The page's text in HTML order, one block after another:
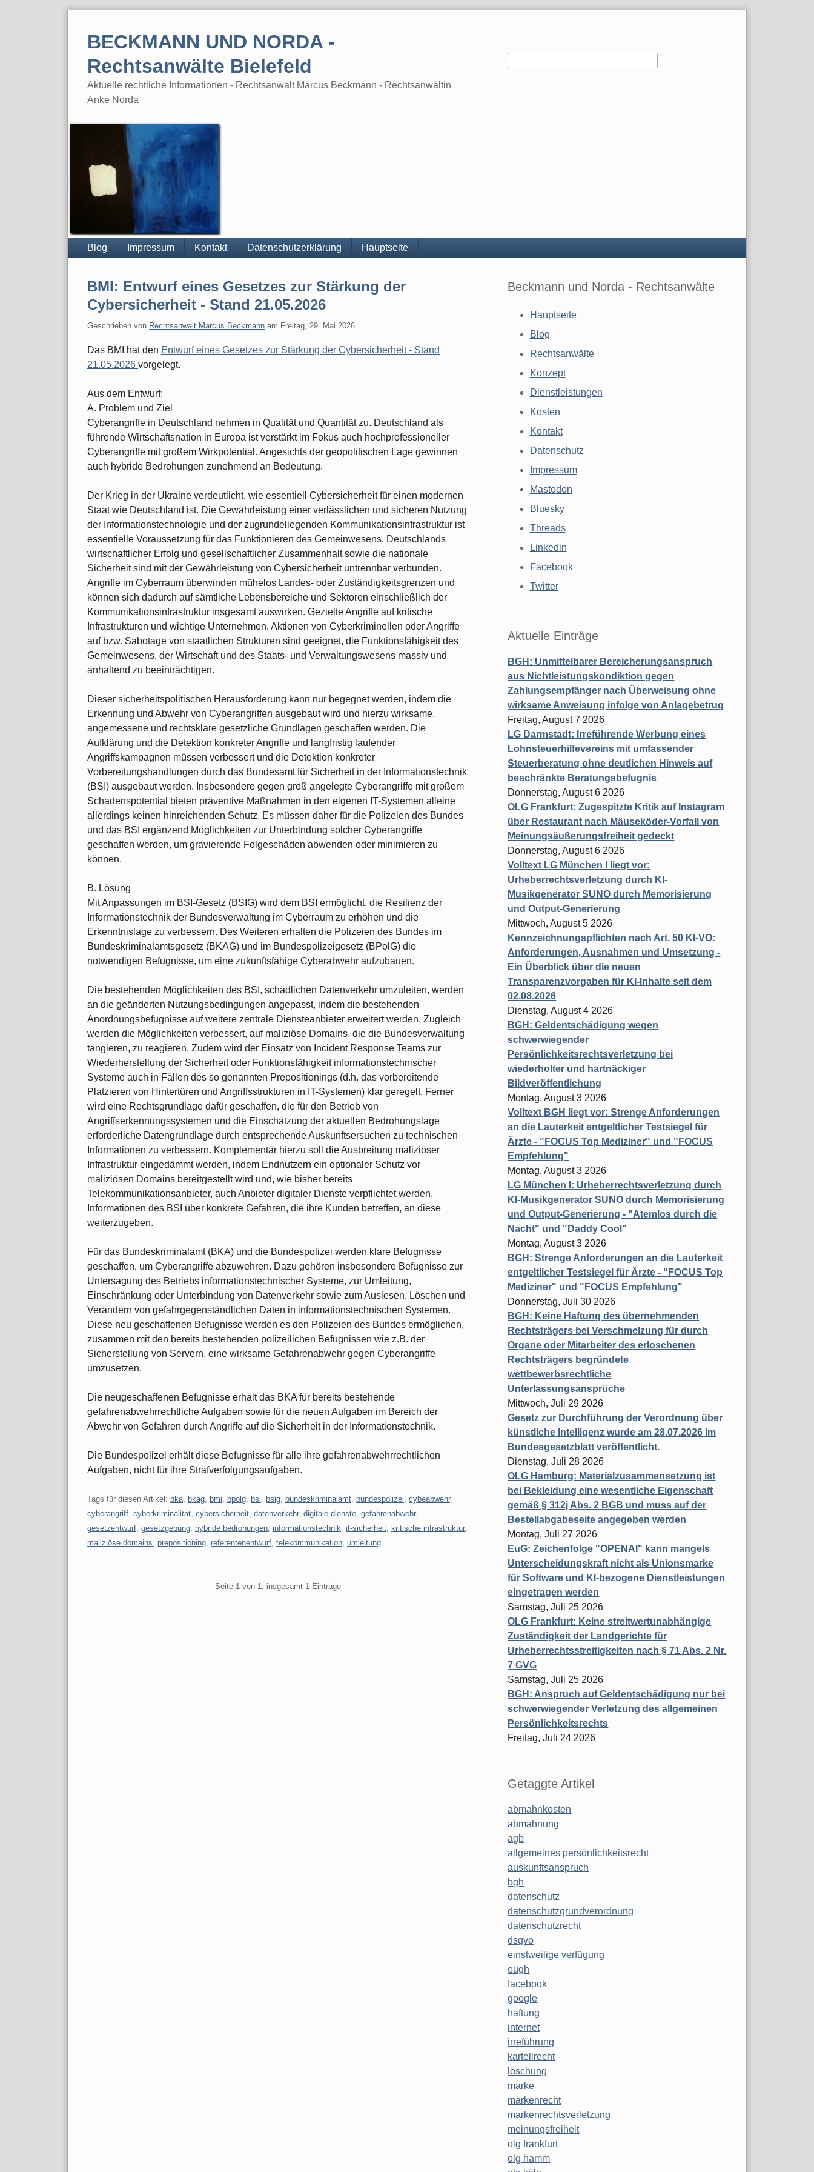
BECKMANN UND NORDA -
Rechtsanwälte Bielefeld
Aktuelle rechtliche Informationen - Rechtsanwalt Marcus Beckmann - Rechtsanwältin
Anke Norda
Blog Impressum Kontakt Datenschutzerklärung Hauptseite
BMI: Entwurf eines Gesetzes zur Stärkung der
Cybersicherheit - Stand 21.05.2026
Geschrieben von Rechtsanwalt Marcus Beckmann am Freitag, 29. Mai 2026
Das BMI hat den Entwurf eines Gesetzes zur Stärkung der Cybersicherheit - Stand
21.05.2026 vorgelegt.
Aus dem Entwurf:
A. Problem und Ziel
Cyberangriffe in Deutschland nehmen in Qualität und Quantität zu. Deutschland als
führende Wirtschaftsnation in Europa ist verstärkt im Fokus auch hochprofessioneller
Cyberangriffe mit großem Wirkpotential. Angesichts der geopolitischen Lage gewinnen
auch hybride Bedrohungen zunehmend an Bedeutung.
Der Krieg in der Ukraine verdeutlicht, wie essentiell Cybersicherheit für einen modernen
Staat wie Deutschland ist. Die Gewährleistung einer verlässlichen und sicheren Nutzung
der Informationstechnologie und der zugrundeliegenden Kommunikationsinfrastruktur ist
essentielle Voraussetzung für das Funktionieren des Gemeinwesens. Deutschlands
wirtschaftlicher Erfolg und gesellschaftlicher Zusammenhalt sowie die nationale
Sicherheit sind mit der Gewährleistung von Cybersicherheit untrennbar verbunden.
Angriffe im Cyberraum überwinden mühelos Landes- oder Zuständigkeitsgrenzen und
können sich dadurch auf sämtliche Lebensbereiche und Sektoren einschließlich der
Kommunikationsinfrastruktur insgesamt auswirken. Gezielte Angriffe auf kritische
Infrastrukturen und wichtige Unternehmen, Aktionen von Cyberkriminellen oder Angriffe
auf bzw. Sabotage von staatlichen Strukturen sind geeignet, die Funktionsfähigkeit des
Gemeinwesens, der Wirtschaft und des Staats- und Verwaltungswesens massiv und
anhaltend zu beeinträchtigen.
Dieser sicherheitspolitischen Herausforderung kann nur begegnet werden, indem die
Erkennung und Abwehr von Cyberangriffen ausgebaut wird und hierzu wirksame,
angemessene und rechtsklare gesetzliche Grundlagen geschaffen werden. Die
Aufklärung und die Detektion konkreter Angriffe und langfristig laufender
Angriffskampagnen müssen verbessert und die Detektion konkreter
Vorbereitungshandlungen durch das Bundesamt für Sicherheit in der Informationstechnik
(BSI) ausgebaut werden. Insbesondere gegen groß angelegte Cyberangriffe mit großem
Schadenspotential bieten präventive Maßnahmen in den eigenen IT-Systemen alleine
allerdings keinen hinreichenden Schutz. Es müssen daher für die Polizeien des Bundes
und das BSI ergänzend Möglichkeiten zur Unterbindung solcher Cyberangriffe
geschaffen werden, um gravierende Folgeschäden abwenden oder minimieren zu
können.
B. Lösung
Mit Anpassungen im BSI-Gesetz (BSIG) wird dem BSI ermöglicht, die Resilienz der
Informationstechnik der Bundesverwaltung im Cyberraum zu erhöhen und die
Erkenntnislage zu verbessern. Des Weiteren erhalten die Polizeien des Bundes im
Bundeskriminalamtsgesetz (BKAG) und im Bundespolizeigesetz (BPolG) die
notwendigen Befugnisse, um eine zukunftsfähige Cyberabwehr aufzubauen.
Die bestehenden Möglichkeiten des BSI, schädlichen Datenverkehr umzuleiten, werden
an die geänderten Nutzungsbedingungen angepasst, indem die bestehenden
Anordnungsbefugnisse auf weitere zentrale Diensteanbieter erweitert werden. Zugleich
werden die Möglichkeiten verbessert, auf maliziöse Domains, die die Bundesverwaltung
tangieren, zu reagieren. Zudem wird der Einsatz von Incident Response Teams zur
Wiederherstellung der Sicherheit oder Funktionsfähigkeit informationstechnischer
Systeme auch in Fällen des so genannten Prepositionings (d.h. das vorbereitende
Platzieren von Hintertüren und Angriffsstrukturen in IT-Systemen) klar geregelt. Ferner
wird eine Rechtsgrundlage dafür geschaffen, die für den Betrieb von
Angriffserkennungssystemen und die Einschätzung der aktuellen Bedrohungslage
erforderliche Datengrundlage durch entsprechende Auskunftsersuchen zu technischen
Informationen zu verbessern. Komplementär hierzu soll die Ausbreitung maliziöser
Infrastruktur eingedämmt werden, indem Endnutzern ein optionaler Schutz vor
maliziösen Domains bereitgestellt wird und, wie bisher bereits
Telekommunikationsanbieter, auch Anbieter digitaler Dienste verpflichtet werden,
Informationen des BSI über konkrete Gefahren, die ihre Kunden betreffen, an diese
weiterzugeben.
Für das Bundeskriminalamt (BKA) und die Bundespolizei werden klare Befugnisse
geschaffen, um Cyberangriffe abzuwehren. Dazu gehören insbesondere Befugnisse zur
Untersagung des Betriebs informationstechnischer Systeme, zur Umleitung,
Einschränkung oder Unterbindung von Datenverkehr sowie zum Auslesen, Löschen und
Verändern von gefahrgegenständlichen Daten in informationstechnischen Systemen.
Diese neu geschaffenen Befugnisse werden es den Polizeien des Bundes ermöglichen,
zusammen mit den bereits bestehenden polizeilichen Befugnissen wie z.B. der
Sicherstellung von Servern, eine wirksame Gefahrenabwehr gegen Cyberangriffe
umzusetzen.
Die neugeschaffenen Befugnisse erhält das BKA für bereits bestehende
gefahrenabwehrrechtliche Aufgaben sowie für die neuen Aufgaben im Bereich der
Abwehr von Gefahren durch Angriffe auf die Sicherheit in der Informationstechnik.
Die Bundespolizei erhält diese Befugnisse für alle ihre gefahrenabwehrrechtlichen
Aufgaben, nicht für ihre Strafverfolgungsaufgaben.
Tags für diesen Artikel: bka bkag bmi bpolg bsi bsig bundeskriminalamt bundespolizei cybeabwehr,
cyberangriff cyberkriminalität cybersicherheit datenverkehr, digitale dienste gefahrenabwehr,
gesetzentwurf gesetzgebung hybride bedrohungen informationstechnik it-sicherheit kritische infrastruktur,
maliziöse domains prepositioning referentenentwurf telekommunikation umleitung
Seite 1 von 1, insgesamt 1 Einträge
Beckmann und Norda - Rechtsanwälte
Hauptseite
Blog
Rechtsanwälte
Konzept
Dienstleistungen
Kosten
Kontakt
Datenschutz
Impressum
Mastodon
Bluesky
Threads
Linkedin
Facebook
Twitter
Aktuelle Einträge
BGH: Unmittelbarer Bereicherungsanspruch
aus Nichtleistungskondiktion gegen
Zahlungsempfänger nach Überweisung ohne
wirksame Anweisung infolge von Anlagebetrug
Freitag, August 7 2026
LG Darmstadt: Irreführende Werbung eines
Lohnsteuerhilfevereins mit umfassender
Steuerberatung ohne deutlichen Hinweis auf
beschränkte Beratungsbefugnis
Donnerstag, August 6 2026
OLG Frankfurt: Zugespitzte Kritik auf Instagram
über Restaurant nach Mäuseköder-Vorfall von
Meinungsäußerungsfreiheit gedeckt
Donnerstag, August 6 2026
Volltext LG München I liegt vor:
Urheberrechtsverletzung durch KI-
Musikgenerator SUNO durch Memorisierung
und Output-Generierung
Mittwoch, August 5 2026
Kennzeichnungspflichten nach Art. 50 KI-VO:
Anforderungen, Ausnahmen und Umsetzung -
Ein Überblick über die neuen
Transparenzvorgaben für KI-Inhalte seit dem
02.08.2026
Dienstag, August 4 2026
BGH: Geldentschädigung wegen
schwerwiegender
Persönlichkeitsrechtsverletzung bei
wiederholter und hartnäckiger
Bildveröffentlichung
Montag, August 3 2026
Volltext BGH liegt vor: Strenge Anforderungen
an die Lauterkeit entgeltlicher Testsiegel für
Ärzte - "FOCUS Top Mediziner" und "FOCUS
Empfehlung"
Montag, August 3 2026
LG München I: Urheberrechtsverletzung durch
KI-Musikgenerator SUNO durch Memorisierung
und Output-Generierung - "Atemlos durch die
Nacht" und "Daddy Cool"
Montag, August 3 2026
BGH: Strenge Anforderungen an die Lauterkeit
entgeltlicher Testsiegel für Ärzte - "FOCUS Top
Mediziner" und "FOCUS Empfehlung"
Donnerstag, Juli 30 2026
BGH: Keine Haftung des übernehmenden
Rechtsträgers bei Verschmelzung für durch
Organe oder Mitarbeiter des erloschenen
Rechtsträgers begründete
wettbewerbsrechtliche
Unterlassungsansprüche
Mittwoch, Juli 29 2026
Gesetz zur Durchführung der Verordnung über
künstliche Intelligenz wurde am 28.07.2026 im
Bundesgesetzblatt veröffentlicht.
Dienstag, Juli 28 2026
OLG Hamburg: Materialzusammensetzung ist
bei Bekleidung eine wesentliche Eigenschaft
gemäß § 312j Abs. 2 BGB und muss auf der
Bestellabgabeseite angegeben werden
Montag, Juli 27 2026
EuG: Zeichenfolge "OPENAI" kann mangels
Unterscheidungskraft nicht als Unionsmarke
für Software und KI-bezogene Dienstleistungen
eingetragen werden
Samstag, Juli 25 2026
OLG Frankfurt: Keine streitwertunabhängige
Zuständigkeit der Landgerichte für
Urheberrechtsstreitigkeiten nach § 71 Abs. 2 Nr.
7 GVG
Samstag, Juli 25 2026
BGH: Anspruch auf Geldentschädigung nur bei
schwerwiegender Verletzung des allgemeinen
Persönlichkeitsrechts
Freitag, Juli 24 2026
Getaggte Artikel
abmahnkosten
abmahnung
agb
allgemeines persönlichkeitsrecht
auskunftsanspruch
bgh
datenschutz
datenschutzgrundverordnung
datenschutzrecht
dsgvo
einstweilige verfügung
eugh
facebook
google
haftung
internet
irreführung
kartellrecht
löschung
marke
markenrecht
markenrechtsverletzung
meinungsfreiheit
olg frankfurt
olg hamm